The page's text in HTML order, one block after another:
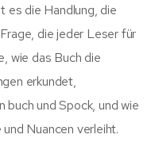
es die Handlung, die
die jeder Leser für
wie das Buch die
erkundet,
buch und Spock, und wie
Nuancen verleiht.